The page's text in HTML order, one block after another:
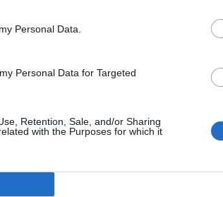
Personal Data.
Personal Data for Targeted
Retention, Sale, and/or Sharing
with the Purposes for which it